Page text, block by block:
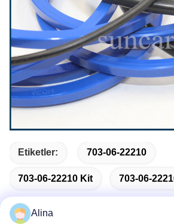
Etiketler: 703-06-22210
703-06-22210 Kit 703-06-
Alina